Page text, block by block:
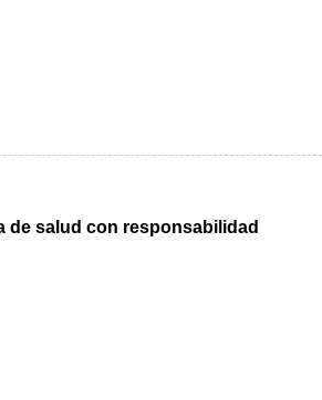
de salud con responsabilidad